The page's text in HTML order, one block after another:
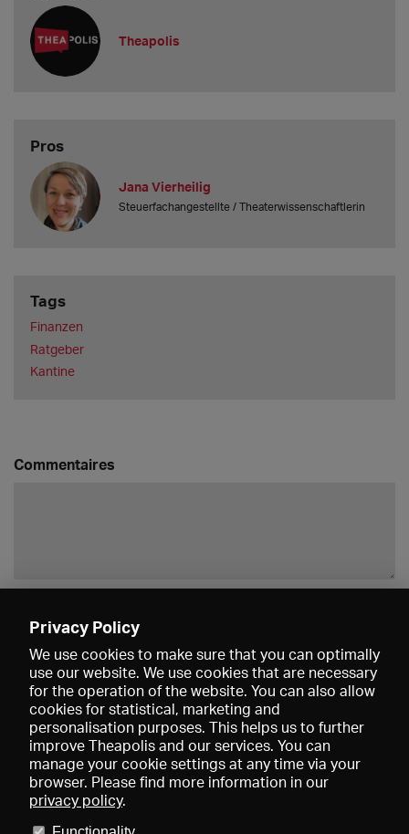
Janas Präsi:https://theapolis-support.de/wp-
content/uploads/2026/02/Steuer-Kantine_Theapolis_2026.pdf
Tipps für Steuer- bzw. Buchhaltungssoftware außer
Theapolis
Pros
Jana Vierheilig
Steuerfachangestellte / Theaterwissenschaftlerin
Tags
Finanzen
Ratgeber
Kantine
Commentaires
Privacy Policy
We use cookies to make sure that you can optimally
use our website. We use cookies that are necessary
for the operation of the website. You can also allow
cookies for statistical, marketing and
personalisation purposes. This helps us to further
improve Theapolis and our services. You can
manage your cookie settings at any time via your
browser. Please find more information in our
privacy policy.